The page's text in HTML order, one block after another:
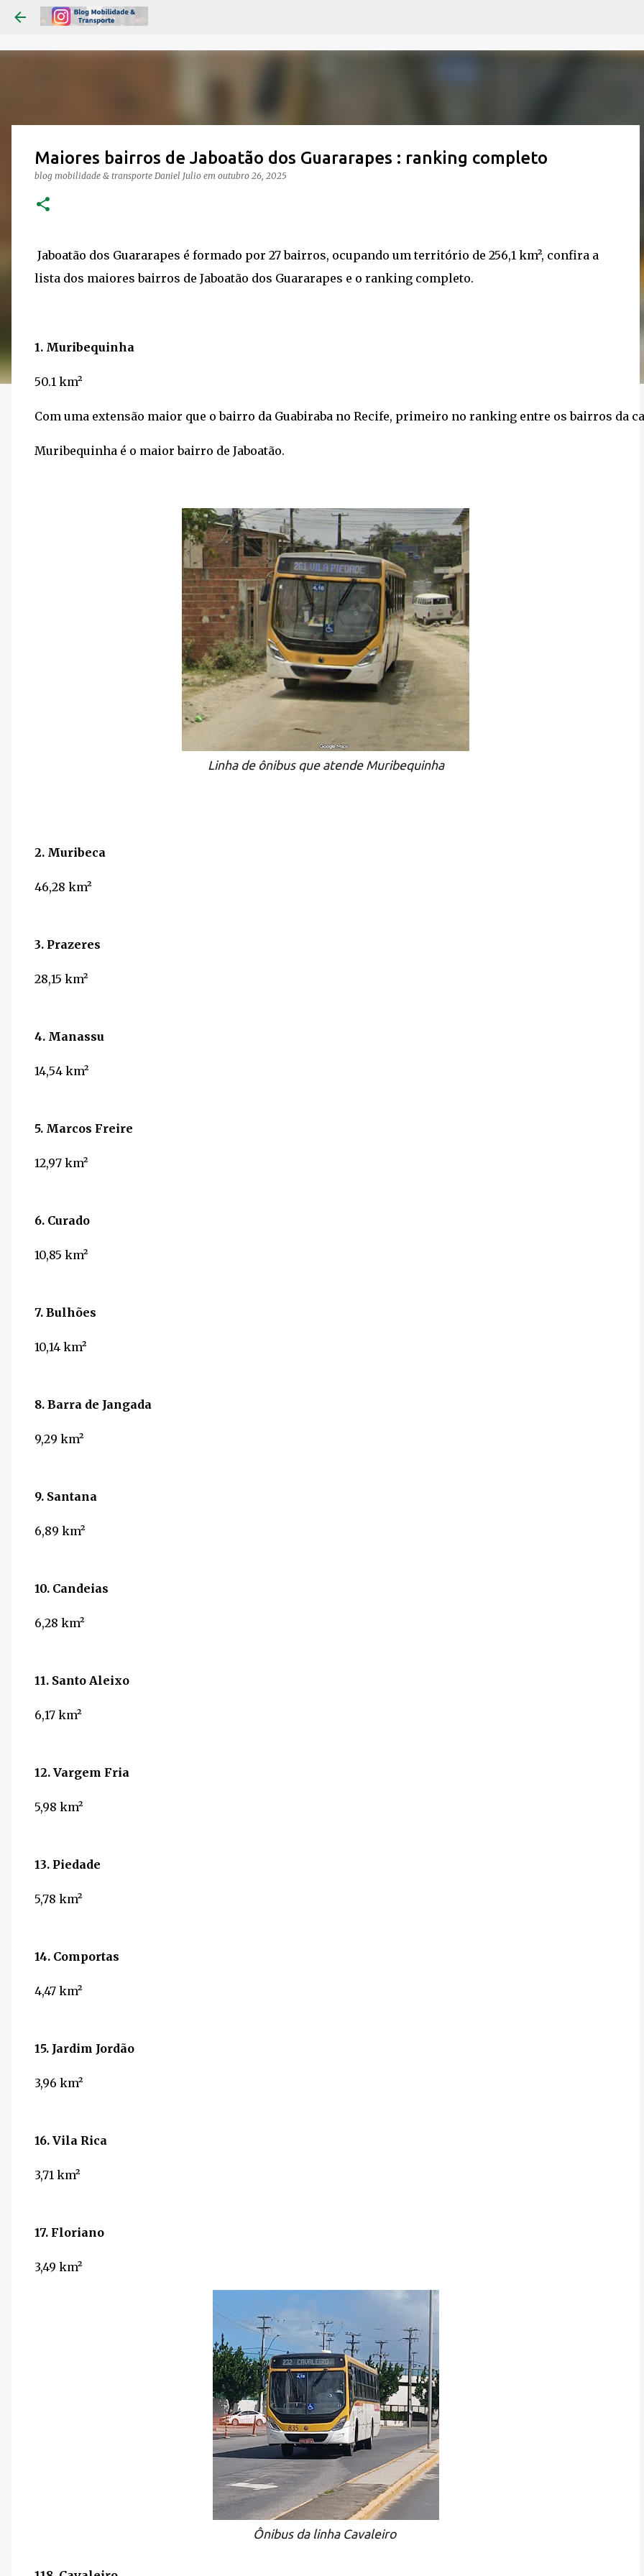
Maiores bairros de Jaboatão dos Guararapes : ranking completo
blog mobilidade & transporte Daniel Julio em outubro 26, 2025
Jaboatão dos Guararapes é formado por 27 bairros, ocupando um território de 256,1 km², confira a
lista dos maiores bairros de Jaboatão dos Guararapes e o ranking completo.
1. Muribequinha
Com uma extensão maior que o bairro da Guabiraba no Recife, primeiro no ranking entre os bairros da
Muribequinha é o maior bairro de Jaboatão.
Linha de ônibus que atende Muribequinha
2. Muribeca
46,28 km²
3. Prazeres
28,15 km²
4. Manassu
14,54 km²
5. Marcos Freire
12,97 km²
6. Curado
10,85 km²
7. Bulhões
10,14 km²
8. Barra de Jangada
9,29 km²
9. Santana
6,89 km²
10. Candeias
6,28 km²
11. Santo Aleixo
6,17 km²
12. Vargem Fria
5,98 km²
13. Piedade
5,78 km²
14. Comportas
4,47 km²
15. Jardim Jordão
3,96 km²
16. Vila Rica
3,71 km²
17. Floriano
3,49 km²
Ônibus da linha Cavaleiro